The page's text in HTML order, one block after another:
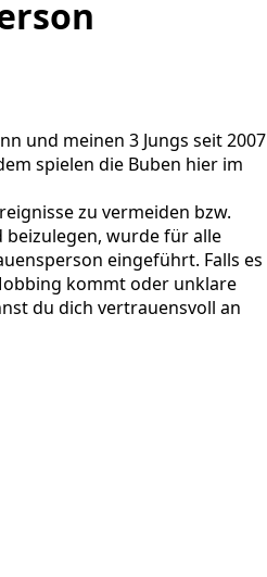
und meinen 3 Jungs seit 2007
spielen die Buben hier im
zu vermeiden bzw.
wurde für alle
eingeführt. Falls es
kommt oder unklare
du dich vertrauensvoll an